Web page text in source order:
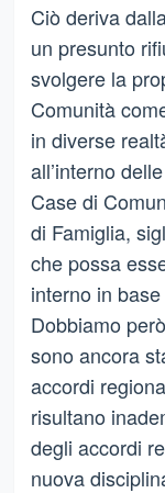
Ciò deriva
un presunto
svolgere la
Comunità
in diverse
all’interno
Case di
di Famiglia,
che possa
interno in
Dobbiamo
sono ancora
accordi
risultano
degli accordi
nuova